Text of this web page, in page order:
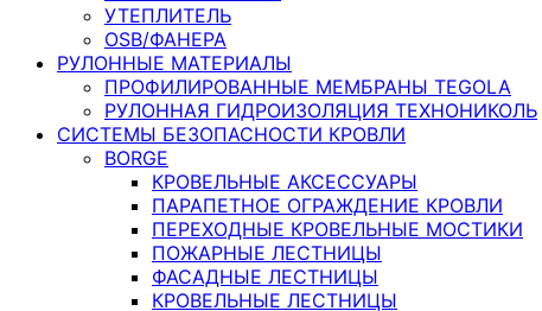
УТЕПЛИТЕЛЬ
OSB/ФАНЕРА
РУЛОННЫЕ МАТЕРИАЛЫ
ПРОФИЛИРОВАННЫЕ МЕМБРАНЫ TEGOLA
РУЛОННАЯ ГИДРОИЗОЛЯЦИЯ ТЕХНОНИКОЛЬ
СИСТЕМЫ БЕЗОПАСНОСТИ КРОВЛИ
BORGE
КРОВЕЛЬНЫЕ АКСЕССУАРЫ
ПАРАПЕТНОЕ ОГРАЖДЕНИЕ КРОВЛИ
ПЕРЕХОДНЫЕ КРОВЕЛЬНЫЕ МОСТИКИ
ПОЖАРНЫЕ ЛЕСТНИЦЫ
ФАСАДНЫЕ ЛЕСТНИЦЫ
КРОВЕЛЬНЫЕ ЛЕСТНИЦЫ